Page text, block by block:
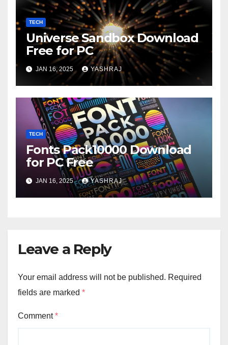
TECH
Universe Sandbox Download
Free for PC
JAN 16, 2025 YASHRAJ
TECH
Fonts Pack10000 Download
for PC Free
JAN 16, 2025 YASHRAJ
Leave a Reply
Your email address will not be published. Required
fields are marked *
Comment*